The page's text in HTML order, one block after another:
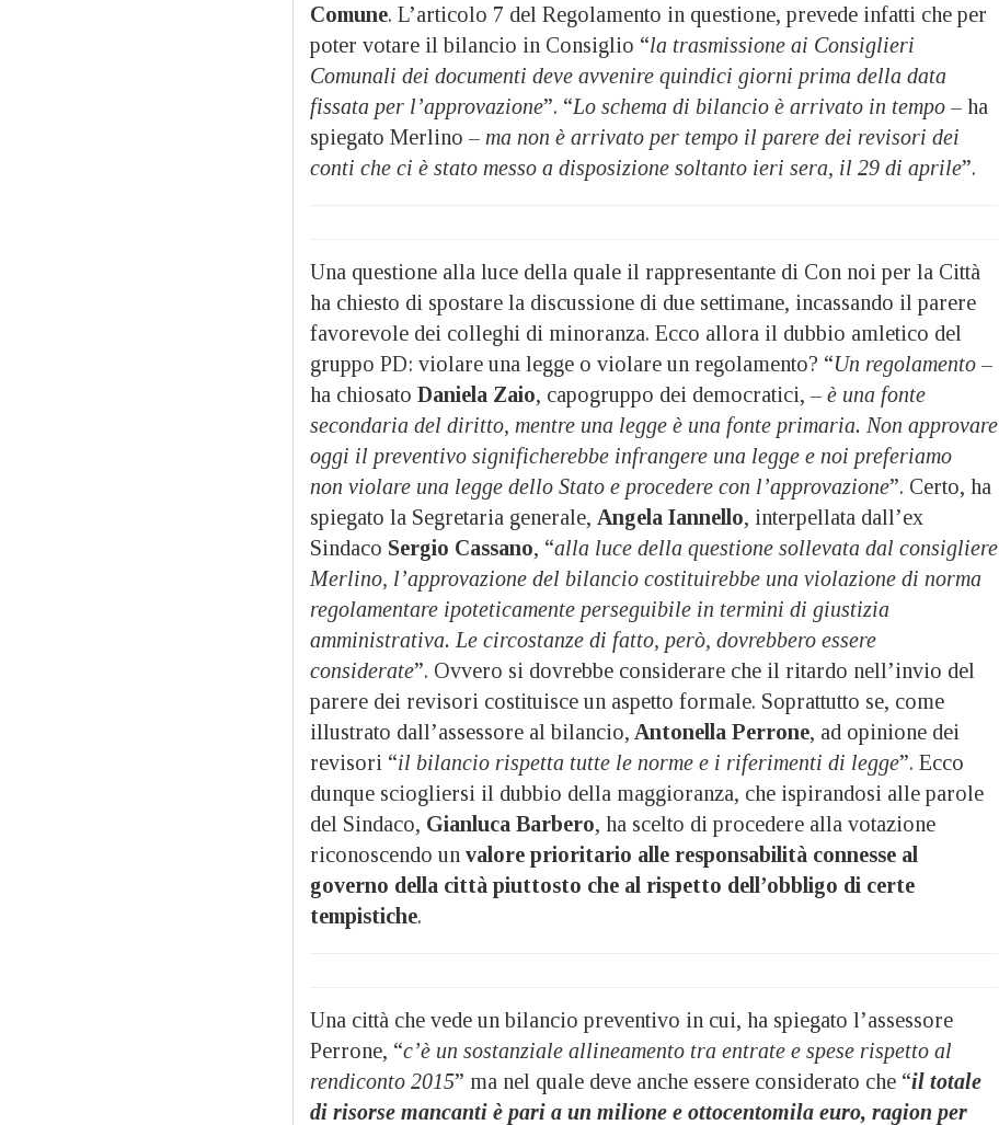
Comune. L’articolo 7 del Regolamento in questione, prevede infatti che per
poter votare il bilancio in Consiglio “la trasmissione ai Consiglieri
Comunali dei documenti deve avvenire quindici giorni prima della data
fissata per l’approvazione”. “Lo schema di bilancio è arrivato in tempo – ha
spiegato Merlino – ma non è arrivato per tempo il parere dei revisori dei
conti che ci è stato messo a disposizione soltanto ieri sera, il 29 di aprile”.
Una questione alla luce della quale il rappresentante di Con noi per la Città
ha chiesto di spostare la discussione di due settimane, incassando il parere
favorevole dei colleghi di minoranza. Ecco allora il dubbio amletico del
gruppo PD: violare una legge o violare un regolamento? “Un regolamento –
ha chiosato Daniela Zaio, capogruppo dei democratici, – è una fonte
secondaria del diritto, mentre una legge è una fonte primaria. Non approvare
oggi il preventivo significherebbe infrangere una legge e noi preferiamo
non violare una legge dello Stato e procedere con l’approvazione”. Certo, ha
spiegato la Segretaria generale, Angela Iannello, interpellata dall’ex
Sindaco Sergio Cassano, “alla luce della questione sollevata dal consigliere
Merlino, l’approvazione del bilancio costituirebbe una violazione di norma
regolamentare ipoteticamente perseguibile in termini di giustizia
amministrativa. Le circostanze di fatto, però, dovrebbero essere
considerate”. Ovvero si dovrebbe considerare che il ritardo nell’invio del
parere dei revisori costituisce un aspetto formale. Soprattutto se, come
illustrato dall’assessore al bilancio, Antonella Perrone, ad opinione dei
revisori “il bilancio rispetta tutte le norme e i riferimenti di legge”. Ecco
dunque sciogliersi il dubbio della maggioranza, che ispirandosi alle parole
del Sindaco, Gianluca Barbero, ha scelto di procedere alla votazione
riconoscendo un valore prioritario alle responsabilità connesse al
governo della città piuttosto che al rispetto dell’obbligo di certe
tempistiche.
Una città che vede un bilancio preventivo in cui, ha spiegato l’assessore
Perrone, “c’è un sostanziale allineamento tra entrate e spese rispetto al
rendiconto 2015” ma nel quale deve anche essere considerato che “il totale
di risorse mancanti è pari a un milione e ottocentomila euro, ragion per